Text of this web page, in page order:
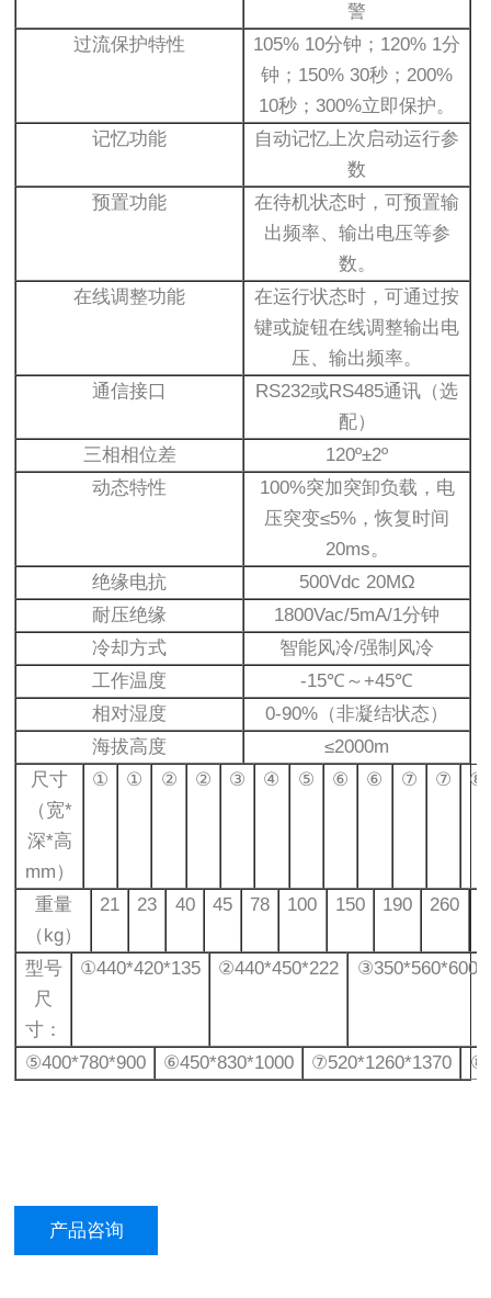
警
过流保护特性
105% 10分钟；120% 1分
钟；150% 30秒；200%
10秒；300%立即保护。
记忆功能
自动记忆上次启动运行参
数
预置功能
在待机状态时，可预置输
出频率、输出电压等参
数。
在线调整功能
在运行状态时，可通过按
键或旋钮在线调整输出电
压、输出频率。
通信接口
RS232或RS485通讯（选
配）
三相相位差
120º±2º
动态特性
100%突加突卸负载，电
压突变≤5%，恢复时间
20ms。
绝缘电抗
500Vdc 20MΩ
耐压绝缘
1800Vac/5mA/1分钟
冷却方式
智能风冷/强制风冷
工作温度
-15℃～+45℃
相对湿度
0-90%（非凝结状态）
海拔高度
≤2000m
尺寸
（宽*
深*高
mm）
① ① ② ② ③ ④ ⑤ ⑥ ⑥ ⑦ ⑦ ⑧
重量
（kg）
21 23 40 45 78 100 150 190 260
型号
尺
寸：
①440*420*135 ②440*450*222 ③350*560*600
⑤400*780*900 ⑥450*830*1000 ⑦520*1260*1370
产品咨询